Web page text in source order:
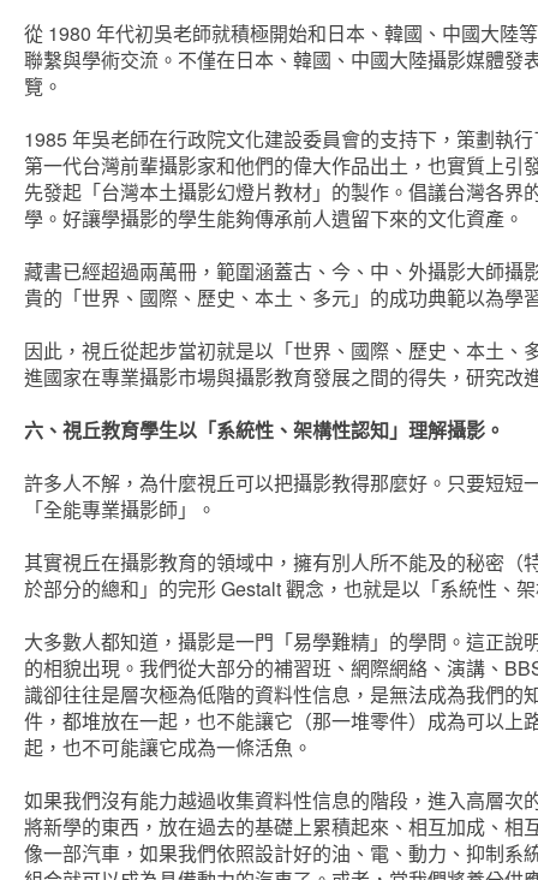
從 1980 年代初吳老師就積極開始和日本、韓國、中國大陸
聯繫與學術交流。不僅在日本、韓國、中國大陸攝影媒體
覽。
1985 年吳老師在行政院文化建設委員會的支持下，策劃執
第一代台灣前輩攝影家和他們的偉大作品出土，也實質上
先發起「台灣本土攝影幻燈片教材」的製作。倡議台灣各
學。好讓學攝影的學生能夠傳承前人遺留下來的文化資產。
藏書已經超過兩萬冊，範圍涵蓋古、今、中、外攝影大師
貴的「世界、國際、歷史、本土、多元」的成功典範以為學
因此，視丘從起步當初就是以「世界、國際、歷史、本土
進國家在專業攝影市場與攝影教育發展之間的得失，研究改
六、視丘教育學生以「系統性、架構性認知」理解攝影。
許多人不解，為什麼視丘可以把攝影教得那麼好。只要短
「全能專業攝影師」。
其實視丘在攝影教育的領域中，擁有別人所不能及的秘密
於部分的總和」的完形 Gestalt 觀念，也就是以「系統性、
大多數人都知道，攝影是一門「易學難精」的學問。這正
的相貌出現。我們從大部分的補習班、網際網絡、演講、
識卻往往是層次極為低階的資料性信息，是無法成為我們
件，都堆放在一起，也不能讓它（那一堆零件）成為可以
起，也不可能讓它成為一條活魚。
如果我們沒有能力越過收集資料性信息的階段，進入高層
將新學的東西，放在過去的基礎上累積起來、相互加成、
像一部汽車，如果我們依照設計好的油、電、動力、抑制